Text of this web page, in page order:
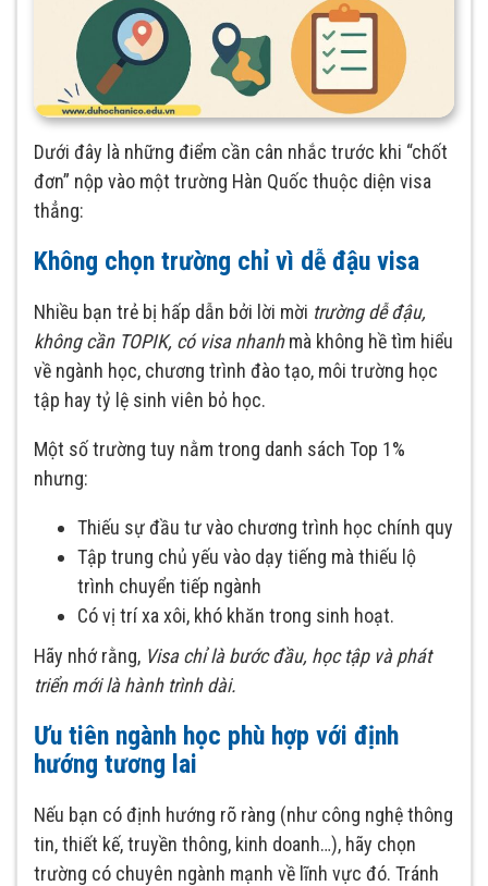
Dưới đây là những điểm cần cân nhắc trước khi “chốt
đơn” nộp vào một trường Hàn Quốc thuộc diện visa
thẳng:
Không chọn trường chỉ vì dễ đậu visa
Nhiều bạn trẻ bị hấp dẫn bởi lời mời trường dễ đậu,
không cần TOPIK, có visa nhanhmà không hề tìm hiểu
về ngành học, chương trình đào tạo, môi trường học
tập hay tỷ lệ sinh viên bỏ học.
Một số trường tuy nằm trong danh sách Top 1%
nhưng:
Thiếu sự đầu tư vào chương trình học chính quy
Tập trung chủ yếu vào dạy tiếng mà thiếu lộ
trình chuyển tiếp ngành
Có vị trí xa xôi, khó khăn trong sinh hoạt.
Hãy nhớ rằng, Visa chỉ là bước đầu, học tập và phát
triển mới là hành trình dài.
Ưu tiên ngành học phù hợp với định
hướng tương lai
Nếu bạn có định hướng rõ ràng (như công nghệ thông
tin, thiết kế, truyền thông, kinh doanh…), hãy chọn
trường có chuyên ngành mạnh về lĩnh vực đó. Tránh